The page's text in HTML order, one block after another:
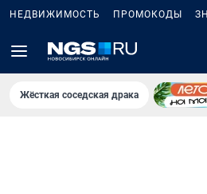
НЕДВИЖИМОСТЬ ПРОМОКОДЫ
Жёсткая соседская драка